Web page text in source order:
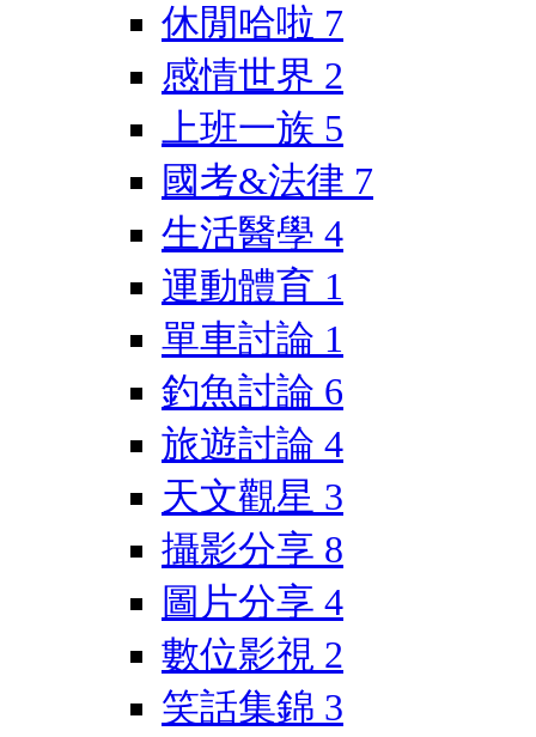
休閒哈啦 7
感情世界 2
上班一族 5
國考&法律 7
生活醫學 4
運動體育 1
單車討論 1
釣魚討論 6
旅遊討論 4
天文觀星 3
攝影分享 8
圖片分享 4
數位影視 2
笑話集錦 3